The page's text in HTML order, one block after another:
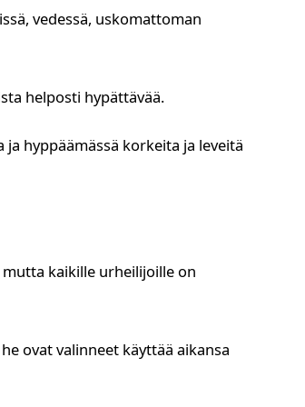
vedessä, uskomattoman
helposti hypättävää.
hyppäämässä korkeita ja leveitä
kaikille urheilijoille on
ovat valinneet käyttää aikansa